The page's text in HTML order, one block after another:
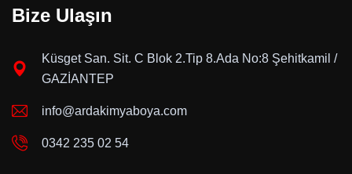
Bize Ulaşın
Küsget San. Sit. C Blok 2.Tip 8.Ada No:8 Şehitkamil /
GAZİANTEP
info@ardakimyaboya.com
0342 235 02 54